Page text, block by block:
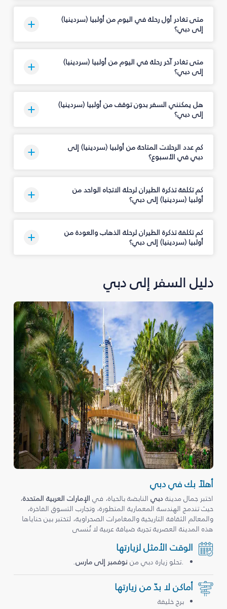
متى تغادر أول رحلة في اليوم من أولبيا (سردينيا)
إلى دبي؟
متى تغادر آخر رحلة في اليوم من أولبيا (سردينيا)
إلى دبي؟
هل يمكنني السفر بدون توقف من أولبيا (سردينيا)
إلى دبي؟
كم عدد الرحلات المتاحة من أولبيا (سردينيا) إلى
دبي في الأسبوع؟
كم تكلفة تذكرة الطيران لرحلة الاتجاه الواحد من
أولبيا (سردينيا) إلى دبي؟
كم تكلفة تذكرة الطيران لرحلة الذهاب والعودة من
أولبيا (سردينيا) إلى دبي؟
دليل السفر إلى دبي
أهلاً بك في دبي
اختبر جمال مدينةدبيالنابضة بالحياة، في الإمارات العربية المتحدة،
حيث تندمج الهندسة المعمارية المتطورة، وتجارب التسوق الفاخرة،
والمعالم الثقافة التاريخية والمغامرات الصحراوية، لتختبر بين حناياها
هذه المدينة العصرية تجربة ضيافة عربية لا تُنسى
الوقت الأمثل لزيارتها
.تحلو زيارة دبي من نوفمبر إلى مارس.
أماكن لا بدّ من زيارتها
برج خليفة